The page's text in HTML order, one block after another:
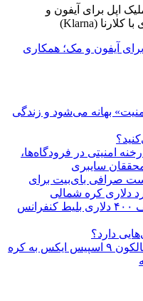
آیفون و مک؛ همکاری
بهانه می‌شود و زندگی
امنیتی در فرودگاه‌ها،
سایبری
صرافی بای‌بیت برای
فرصت استثنایی: دریافت تخفیف ۴۰۰ دلاری بلیط کنفرانس
دارد؟
برخورد قطعه غیرفعال راکت فالکون ۹ اسپیس ایکس به کره